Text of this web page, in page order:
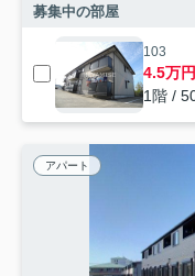
募集中の部屋
103
4.5万円
1階 /
アパート